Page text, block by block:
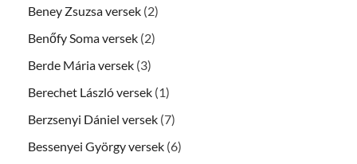
Beney Zsuzsa versek (2)
Benőfy Soma versek (2)
Berde Mária versek (3)
Berechet László versek (1)
Berzsenyi Dániel versek (7)
Bessenyei György versek (6)